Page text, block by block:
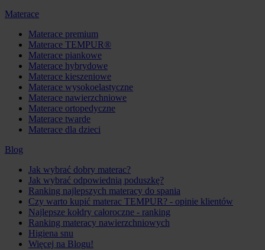
Materace
Materace premium
Materace TEMPUR®
Materace piankowe
Materace hybrydowe
Materace kieszeniowe
Materace wysokoelastyczne
Materace nawierzchniowe
Materace ortopedyczne
Materace twarde
Materace dla dzieci
Blog
Jak wybrać dobry materac?
Jak wybrać odpowiednią poduszkę?
Ranking najlepszych materacy do spania
Czy warto kupić materac TEMPUR? - opinie klientów
Najlepsze kołdry całoroczne - ranking
Ranking materacy nawierzchniowych
Higiena snu
Więcej na Blogu!